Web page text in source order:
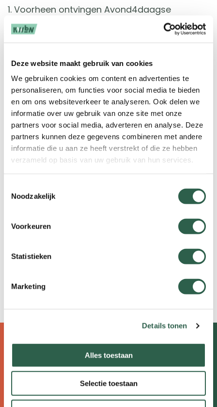
Deze website maakt gebruik van cookies
We gebruiken cookies om content en advertenties te
personaliseren, om functies voor social media te bieden
en om ons websiteverkeer te analyseren. Ook delen we
informatie over uw gebruik van onze site met onze
partners voor social media, adverteren en analyse. Deze
partners kunnen deze gegevens combineren met andere
informatie die u aan ze heeft verstrekt of die ze hebben
verzameld op basis van uw gebruik van hun services.
Noodzakelijk
Voorkeuren
Statistieken
Marketing
Details tonen
Alles toestaan
Selectie toestaan
Voorheen ontvingen Avond4daagse
organisaties gratis gedrukt
promotiemateriaal. Dit materiaal bieden we in
2023 aan tegen kostprijs. Dit gedrukte
materiaal vullen we aan met een uitgebreid
gratisdigitaal promotiepakket. Hiermee willen
we de inzet van duurzame (online) promotie
stimuleren. Een manier van communiceren die
bovendien ook helemaal past binnen de
huidige tijd.
Het bedrag dat gebudgetteerd was voor
het gedrukte promotiemateriaal, investeren
we in de kosten voor de medailles. Concreet
betekent dit dat de medailleprijs niet alleen
medaille bedraagt in 2023 € 2,00 incl BTW (in
2022: € 2,20).
Haalbaar
Ons inziens blijft met deze wijziging de
Nederland financieel haalbaar en kunnen we
zo met elkaar ook in 2023 zoveel mogelijk
navigatie
Over wandelen
Nieuws
Agenda